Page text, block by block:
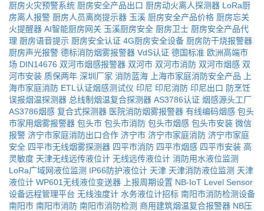
厨房火灾预警系统 厨房安全产品出口 厨房动火离人探测器 LoRa厨
房离人报警 厨房人员离岗提示器 玉溪 厨房安全产品价格 厨房忘关
火提醒器 AI智能厨房网关 玉溪厨房安全 厨房卫士 厨房安全产品代
理 厨房语音提示 厨房安全认证 4G厨房安全设备 厨房防干烧报警器
厨房声光报警 德标消防烟雾报警器 VdS认证 德国标准 欧洲高端市
场 DIN14676 双河市烟感报警器 双河市 双河市消防 双河市烟感 双
河市安装 质保两年 深圳厂家 消防蓝海 上海市家庭消防安全产品
上
海市家庭消防 ETL认证烟感测试仪 印尼 印尼消防 印尼出口 防烹饪
误报烟温探测器 总线制烟温复合探测器 AS3786认证 烟感源头工厂
AS3786烟感 复合式探测器 医院消防烟雾报警器 有线编码烟感 包头
市家用烟雾报警器 包头市 包头市消防 包头市烟感 包头市安装 微信
报警 济宁市家庭消防出口合作 济宁市 济宁市家庭消防 济宁市家庭
安全 四平市无线烟雾探测器 四平市消防 四平市烟感 四平市安装 高
灵敏度 天津无线远传液位计 无线远传液位计 消防用水液位监测
LoRa广域网液位监测 IP66防护液位计 天津 天津消防液位监测 天津
液位计 WP601无线液位变送器 上报周期设置 NB-IoT Level Sensor
设备远程管理平台 无线浊度计 水务液位计招标 南阳市消防检测设备
南阳市 南阳市消防 南阳市消防检测 商用建筑烟温复合报警器 NB压